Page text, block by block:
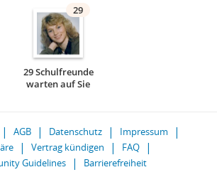
29
29 Schulfreunde
warten auf Sie
AGB Datenschutz
Impressum
Vertrag kündigen
FAQ
Guidelines
Barrierefreiheit